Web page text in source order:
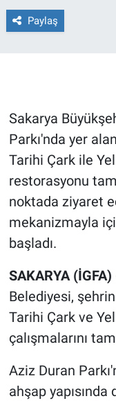
Paylaş
Sakarya
Parkı'nda yer
Tarihi Çark ile
restorasyonu
noktada ziyaret
mekanizmayla
başladı.
SAKARYA (İGFA)
Belediyesi,
Tarihi Çark ve
çalışmalarını
Aziz Duran
ahşap